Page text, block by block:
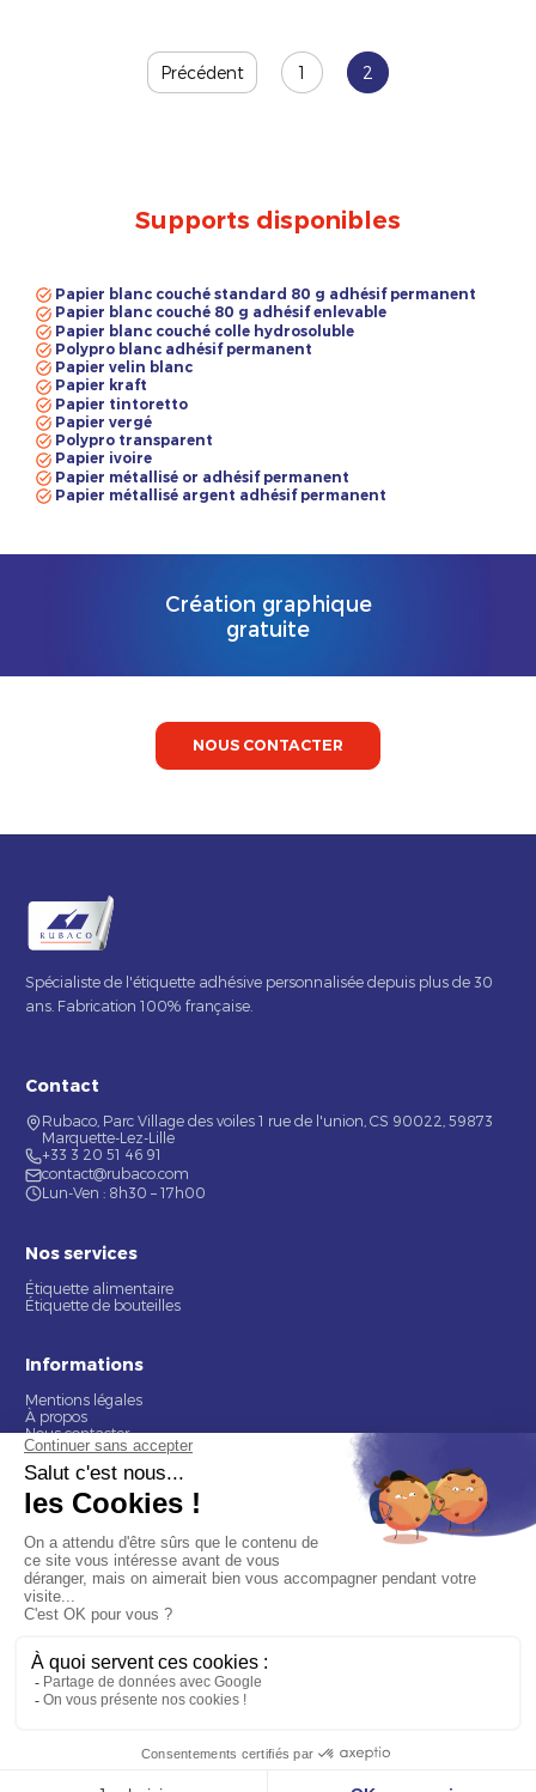
Précédent 1 2
Supports disponibles
Papier blanc couché standard 80 g adhésif permanent
Papier blanc couché 80 g adhésif enlevable
Papier blanc couché colle hydrosoluble
Polypro blanc adhésif permanent
Papier velin blanc
Papier kraft
Papier tintoretto
Papier vergé
Polypro transparent
Papier ivoire
Papier métallisé or adhésif permanent
Papier métallisé argent adhésif permanent
Création graphique
gratuite
NOUS CONTACTER
Spécialiste de l'étiquette adhésive personnalisée depuis plus de 30
ans. Fabrication 100% française.
Contact
Rubaco, Parc Village des voiles 1 rue de l'union, CS 90022, 59873
Marquette-Lez-Lille
+33 3 20 51 46 91
contact@rubaco.com
Lun-Ven : 8h30 – 17h00
Nos services
Étiquette alimentaire
Étiquette de bouteilles
Informations
Mentions légales
À propos
Nous contacter
© 2026 Rubaco. Tous droits réservés. Fabrication 100% française.